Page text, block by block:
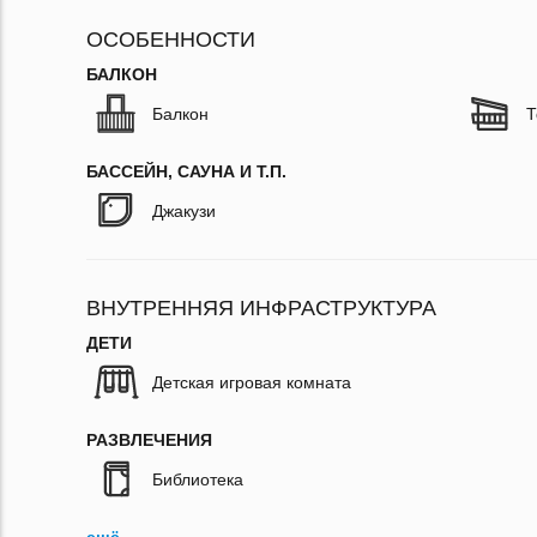
ОСОБЕННОСТИ
БАЛКОН
Балкон
БАССЕЙН, САУНА И Т.П.
Джакузи
ВНУТРЕННЯЯ ИНФРАСТРУКТУРА
ДЕТИ
Детская игровая комната
РАЗВЛЕЧЕНИЯ
Библиотека